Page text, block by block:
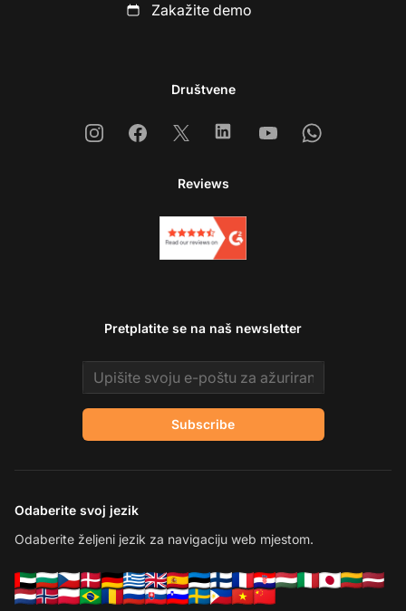
Zakažite demo
Društvene
InstagramFacebook
X LinkedinYoutubeWhatsapp
Reviews
Pretplatite se na naš newsletter
Email address
Subscribe
Odaberite svoj jezik
Odaberite željeni jezik za navigaciju web mjestom.